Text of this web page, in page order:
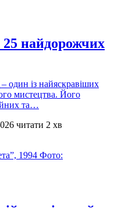
найдорожчих
один із найяскравіших
мистецтва. Його
та…
читати 2 хв